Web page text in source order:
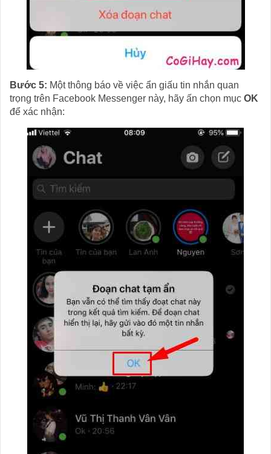
Bước 5: Một thông báo về việc ẩn giấu tin nhắn quan
trọng trên Facebook Messenger này, hãy ấn chọn mục OK
để xác nhận: